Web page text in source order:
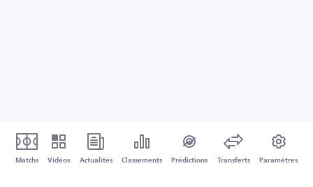
Matchs Vidéos Actualités Classements Prédictions Transferts Paramètres